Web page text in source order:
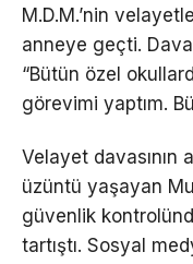
M.D.M.’nin
anneye geçti. Dava
“Bütün özel
görevimi yaptım.
Velayet davasının
üzüntü yaşayan
güvenlik
tartıştı. Sosyal